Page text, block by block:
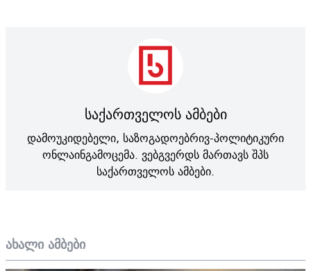
ახალი ამბები
საქართველოს ამბები
დამოუკიდებელი, საზოგადოებრივ-პოლიტიკური
ონლაინგამოცემა. ვებგვერდს მართავს შპს
საქართველოს ამბები.